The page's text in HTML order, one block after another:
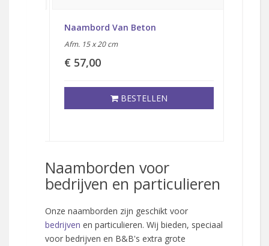
Naambord Van Beton
Afm. 15 x 20 cm
€ 57,00
BESTELLEN
Naamborden voor
bedrijven en particulieren
Onze naamborden zijn geschikt voor
bedrijven en particulieren. Wij bieden, speciaal
voor bedrijven en B&B's extra grote